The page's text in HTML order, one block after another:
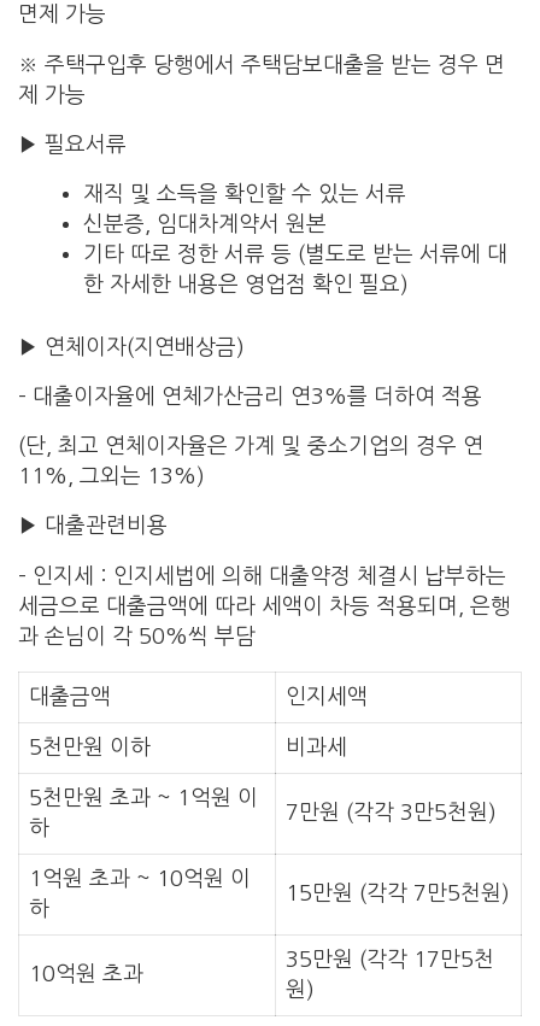
면제 가능
※ 주택구입후 당행에서 주택담보대출을 받는 경우 면
제 가능
▶ 필요서류
재직 및 소득을 확인할 수 있는 서류
신분증, 임대차계약서 원본
기타 따로 정한 서류 등 (별도로 받는 서류에 대
한 자세한 내용은 영업점 확인 필요)
▶ 연체이자(지연배상금)
– 대출이자율에 연체가산금리 연3%를 더하여 적용
(단, 최고 연체이자율은 가계 및 중소기업의 경우 연
11%, 그외는 13%)
▶ 대출관련비용
– 인지세 : 인지세법에 의해 대출약정 체결시 납부하는
세금으로 대출금액에 따라 세액이 차등 적용되며, 은행
과 손님이 각 50%씩 부담
대출금액 인지세액
5천만원 이하 비과세
5천만원 초과 ~ 1억원 이
하
7만원 (각각 3만5천원)
1억원 초과 ~ 10억원 이
하
15만원 (각각 7만5천원)
10억원 초과
35만원 (각각 17만5천
원)